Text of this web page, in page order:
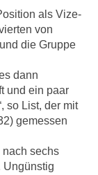
als Vize-
von
die Gruppe
dann
und ein paar
so List, der mit
gemessen
nach sechs
Ungünstig